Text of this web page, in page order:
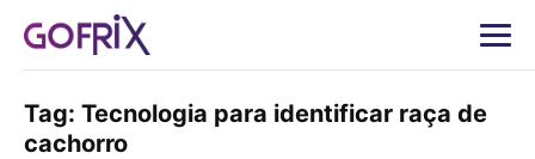
Tag: Tecnologia para identificar raça de
cachorro